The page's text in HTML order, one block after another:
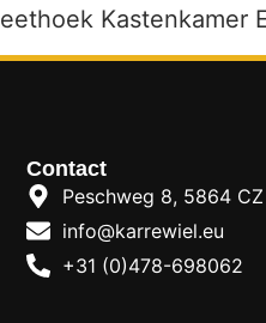
eethoek Kastenkamer
Contact
Peschweg 8, 5864
info@karrewiel.eu
+31 (0)478-698062